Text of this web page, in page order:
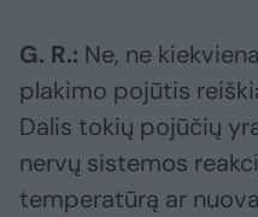
G. R.: Ne, ne
plakimo pojūtis
Dalis tokių pojūčių
nervų sistemos
temperatūrą ar